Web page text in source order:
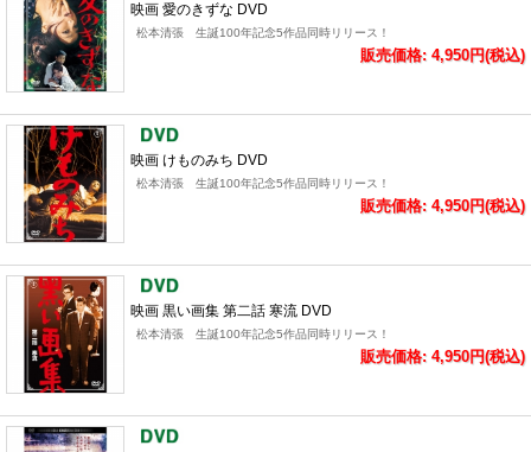
映画 愛のきずな DVD
松本清張 生誕100年記念5作品同時リリース！
販売価格: 4,950円(税込)
映画 けものみち DVD
松本清張 生誕100年記念5作品同時リリース！
販売価格: 4,950円(税込)
映画 黒い画集 第二話 寒流 DVD
松本清張 生誕100年記念5作品同時リリース！
販売価格: 4,950円(税込)